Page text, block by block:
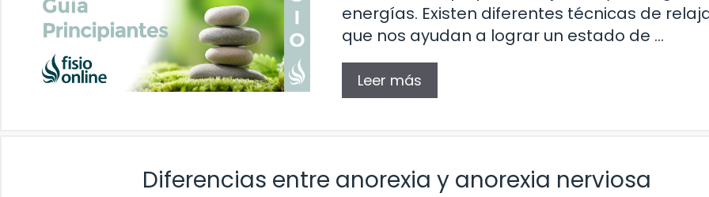
energías. Existen diferentes técnicas de
que nos ayudan a lograr un estado de …
Leer más
Diferencias entre anorexia y anorexia nerviosa